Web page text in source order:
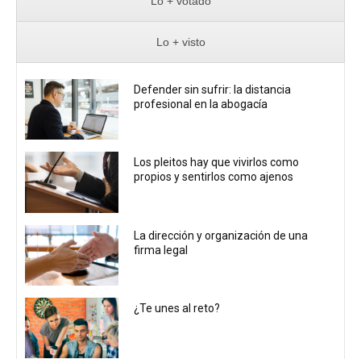
Lo + visto
Defender sin sufrir: la distancia
profesional en la abogacía
Los pleitos hay que vivirlos como
propios y sentirlos como ajenos
La dirección y organización de una
firma legal
¿Te unes al reto?